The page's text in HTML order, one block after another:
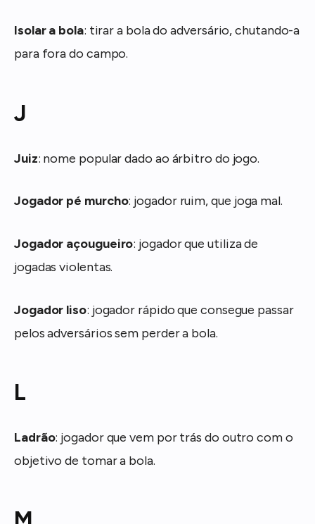
Isolar a bola: tirar a bola do adversário, chutando-a
para fora do campo.
J
Juiz: nome popular dado ao árbitro do jogo.
Jogador pé murcho: jogador ruim, que joga mal.
Jogador açougueiro: jogador que utiliza de
jogadas violentas.
Jogador liso: jogador rápido que consegue passar
pelos adversários sem perder a bola.
L
Ladrão: jogador que vem por trás do outro com o
objetivo de tomar a bola.